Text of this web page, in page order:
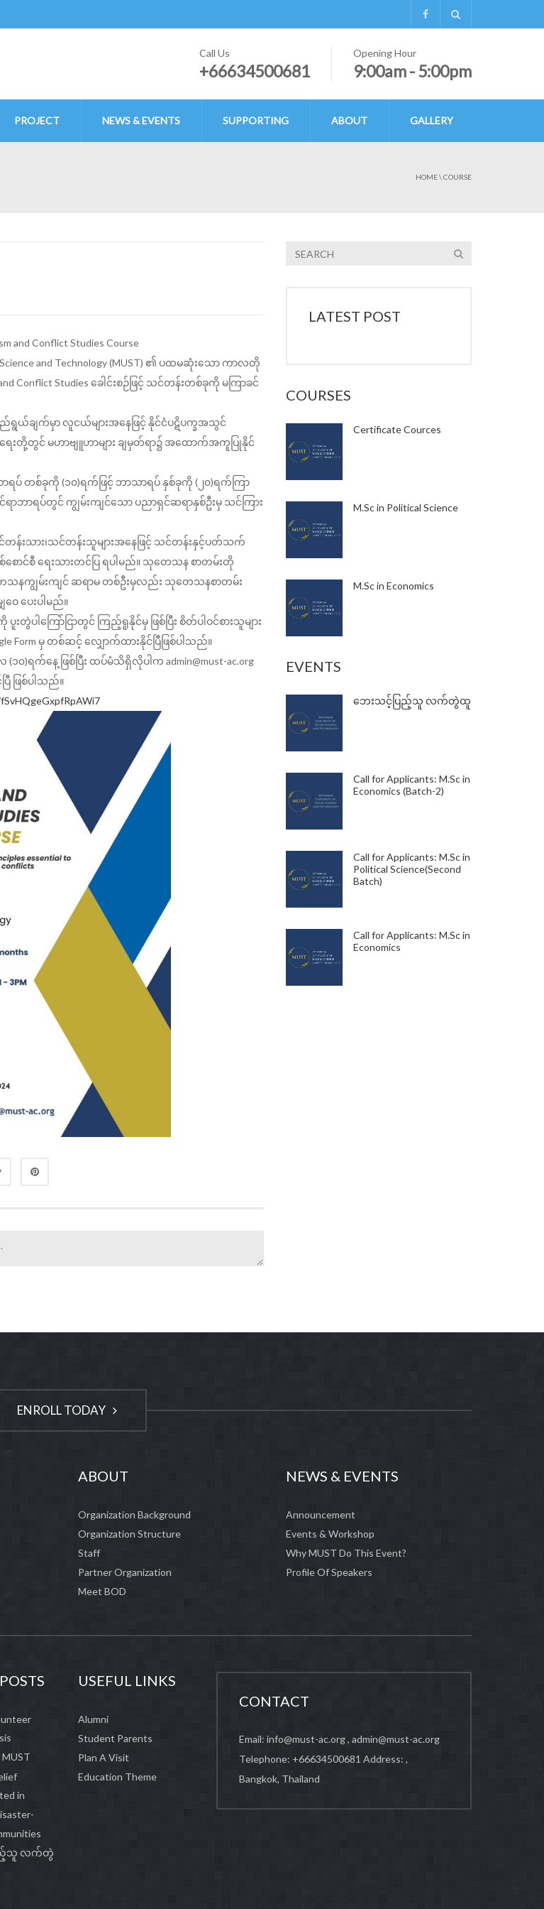
Call Us
+66634500681
Opening Hour
9:00am - 5:00pm
PROJECT NEWS & EVENTS SUPPORTING ABOUT GALLERY
HOME\ COURSE
and Conflict Studies Course
Science and Technology (MUST) ၏ ပထမဆုံးသော ကာလတို
Conflict Studies ခေါင်းစဉ်ဖြင့် သင်တန်းတစ်ခုကို မကြာခင်
ယ်ချက်မှာ လူငယ်များအနေဖြင့် နိုင်ငံပဋိပက္ခအသွင်
ေးတို့တွင် မဟာဗျူဟာများ ချမှတ်ရာ၌ အထောက်အကူပြုနိုင်
ပ် တစ်ခုကို (၁၀)ရက်ဖြင့် ဘာသာရပ် နှစ်ခုကို (၂၀)ရက်ကြာ
ာဘာရပ်တွင် ကျွမ်းကျင်သော ပညာရှင်ဆရာနှစ်ဦးမှ သင်ကြား
န်းသား၊သင်တန်းသူများအနေဖြင့် သင်တန်းနှင့်ပတ်သက်
ာင်စီ ရေးသားတင်ပြ ရပါမည်။ သုတေသန စာတမ်းတို
ေသနကျွမ်းကျင် ဆရာမ တစ်ဦးမှလည်း သုတေသနစာတမ်း
ဝေ ပေးပါမည်။
ပါကြော်ငြာတွင် ကြည့်ရူနိုင်မှ ဖြစ်ပြီး စိတ်ပါဝင်စားသူများ
Form မှ တစ်ဆင့် လျှောက်ထားနိုင်ပြီဖြစ်ပါသည်။
၀)ရက်နေ့ ဖြစ်ပြီး ထပ်မံသိရှိလိုပါကadmin@must-ac.org
ဖြစ်ပါသည်။
LATEST POST
COURSES
Certificate Cources
M.Sc in Political Science
M.Sc in Economics
EVENTS
ဘေးသင့်ပြည့်သူ လက်တွဲထူ
Call for Applicants: M.Sc in
Economics (Batch-2)
Call for Applicants: M.Sc in
Political Science(Second
Batch)
Call for Applicants: M.Sc in
Economics
ENROLL TODAY
ABOUT
Organization Background
Organization Structure
Staff
Partner Organization
Meet BOD
NEWS & EVENTS
Announcement
Events & Workshop
Why MUST Do This Event?
Profile Of Speakers
in
ည့်သူ လက်တွဲ
USEFUL LINKS
Alumni
Student Parents
Plan A Visit
Education Theme
CONTACT
Email: info@must-ac.org, admin@must-ac.org
Telephone: +66634500681 Address: ,
Bangkok, Thailand